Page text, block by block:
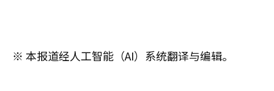
※ 本报道经人工智能（AI）系统翻译与编辑。